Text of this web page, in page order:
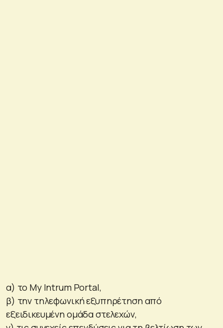
α) το My Intrum Portal,
β) την τηλεφωνική εξυπηρέτηση από
εξειδικευμένη ομάδα στελεχών,